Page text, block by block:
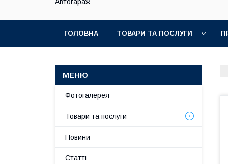
Автогараж
ГОЛОВНА ТОВАРИ ТА ПОСЛУГИ
Фотогалерея
Товари та послуги
Новини
Статті